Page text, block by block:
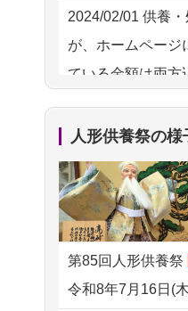
2026/08/02 06:46
相模原の方からお
2026/08/01 19:28
2026/08/01 17:10
東京都の方からお
2026/08/01 11:07
さいたの方からお
2026/07/31 17:28
つい
せていただきまし
人形をきちんと供
2026/07/15 子供の
がってきた七段飾
2026/07/15 お客様
2024/02/01 供養
が、ホームページ
ている金額は両方
2024/01/27実家に
りの雛人形を処分
すが 母親が高齢...
2024/01/13剥製の
をお願いできます
人形供養祭の様
第85回人形供養祭
令和8年7月16日(